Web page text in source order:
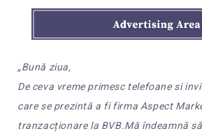
„Bună ziua,
De ceva vreme primesc telefoane si
care se prezintă a fi firma Aspect
tranzacționare la BVB.Mă îndeamnă